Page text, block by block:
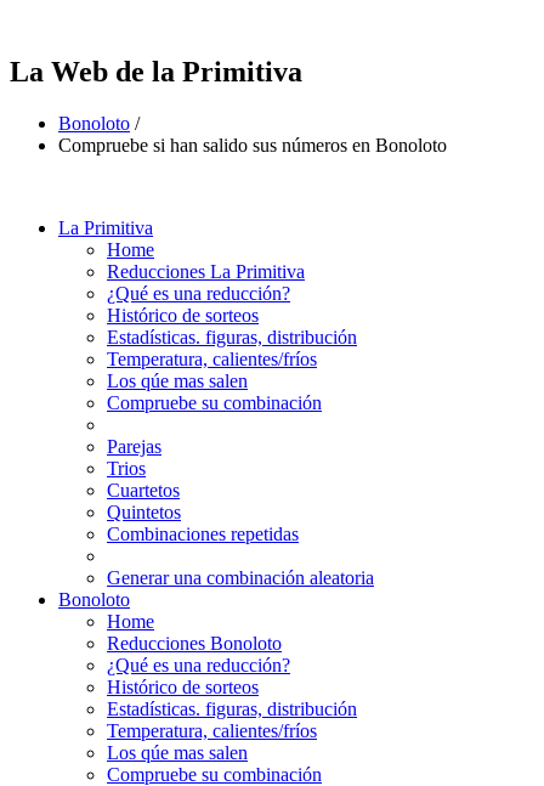
La Web de la Primitiva
Bonoloto /
Compruebe si han salido sus números en Bonoloto
La Primitiva
Home
Reducciones La Primitiva
¿Qué es una reducción?
Histórico de sorteos
Estadísticas. figuras, distribución
Temperatura, calientes/fríos
Los qúe mas salen
Compruebe su combinación
Parejas
Trios
Cuartetos
Quintetos
Combinaciones repetidas
Generar una combinación aleatoria
Bonoloto
Home
Reducciones Bonoloto
¿Qué es una reducción?
Histórico de sorteos
Estadísticas. figuras, distribución
Temperatura, calientes/fríos
Los qúe mas salen
Compruebe su combinación